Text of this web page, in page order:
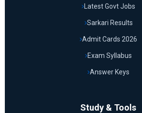
Latest Govt Jobs
Sarkari Results
Admit Cards 2026
Exam Syllabus
Answer Keys
Study & Tools